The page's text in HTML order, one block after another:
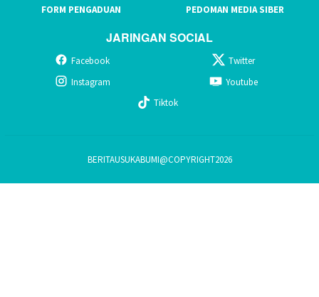
FORM PENGADUAN
PEDOMAN MEDIA SIBER
JARINGAN SOCIAL
Facebook
Twitter
Instagram
Youtube
Tiktok
BERITAUSUKABUMI@COPYRIGHT2026